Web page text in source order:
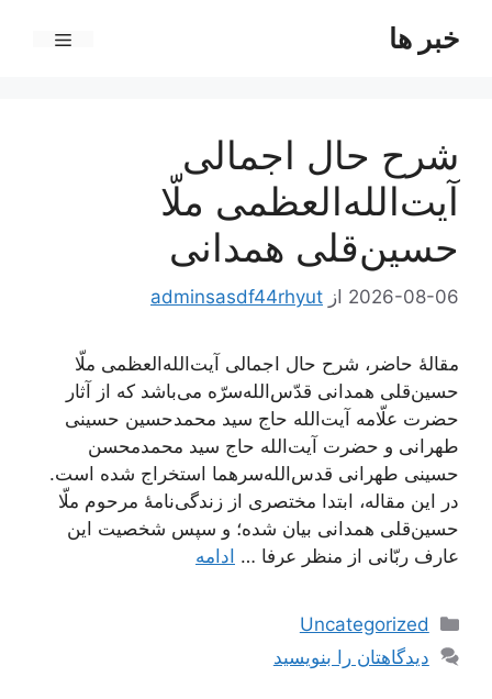
خبر ها
شرح حال اجمالی
آیت‌الله‌العظمی ملّا
حسین‌قلی همدانی
2026-08-06 از adminsasdf44rhyut
مقالۀ حاضر، شرح حال اجمالی آیت‌الله‌العظمی ملّا
حسین‌قلی همدانی قدّس‌الله‌سرّه می‌باشد که از آثار
حضرت علّامه آیت‌الله حاج سید محمدحسین حسینی
طهرانی و حضرت آیت‌الله حاج سید محمدمحسن
حسینی طهرانی قدس‌الله‌سرهما استخراج شده است.
در این مقاله، ابتدا مختصری از زندگی‌نامۀ مرحوم ملّا
حسین‌قلی همدانی بیان شده؛ و سپس شخصیت این
عارف ربّانی از منظر عرفا … ادامه
دسته‌ها
Uncategorized
دیدگاهتان را بنویسید